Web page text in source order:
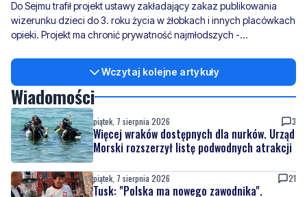
Wczytaj kolejne artykuły
Wiadomości
piątek, 7 sierpnia 2026
Więcej wraków dostępnych dla nurków. Urząd
Morski rozszerzył listę podwodnych atrakcji
piątek, 7 sierpnia 2026 21
Tusk: "Polska ma nowego zawodnika".
Premier spotkał się z amerykańskim
aktorem